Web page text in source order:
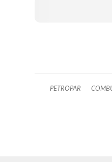
PETROPAR